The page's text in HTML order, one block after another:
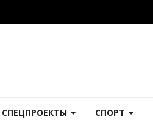
СПЕЦПРОЕКТЫ СПОРТ